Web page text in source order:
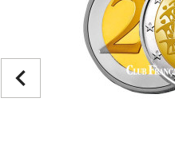
navigate_before